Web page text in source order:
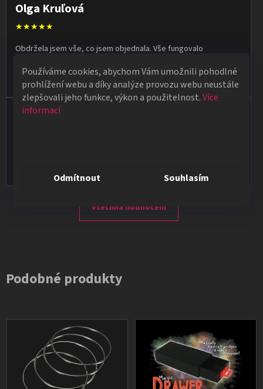
Používáme cookies, abychom Vám umožnili pohodlné
prohlížení webu a díky analýze provozu webu neustále
zlepšovali jeho funkce, výkon a použitelnost.Více
informací
Odmítnout Souhlasím
Olga Kruľová
★★★★★
Obdržela jsem vše, co jsem objednala. Vše fungovalo
na školní besídce. Objednávka dorazila po 4 dnech, takže
naprostá spokojenost.
Vladimír Jirsák
Všechna hodnocení
Podobné produkty